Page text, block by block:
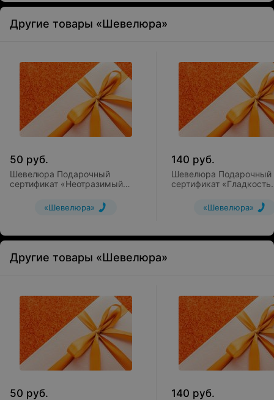
Другие товары «Шевелюра»
50 руб.
Шевелюра Подарочный
сертификат «Неотразимый
«Шевелюра»
140 руб.
Шевелюра Подарочный
сертификат «Гладкость
«Шевелюра»
Другие товары «Шевелюра»
50 руб. 140 руб.